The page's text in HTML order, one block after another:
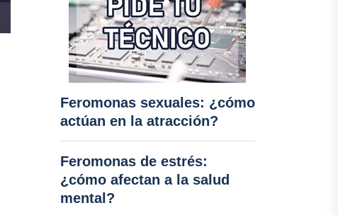
Feromonas sexuales: ¿cómo
actúan en la atracción?
Feromonas de estrés:
¿cómo afectan a la salud
mental?